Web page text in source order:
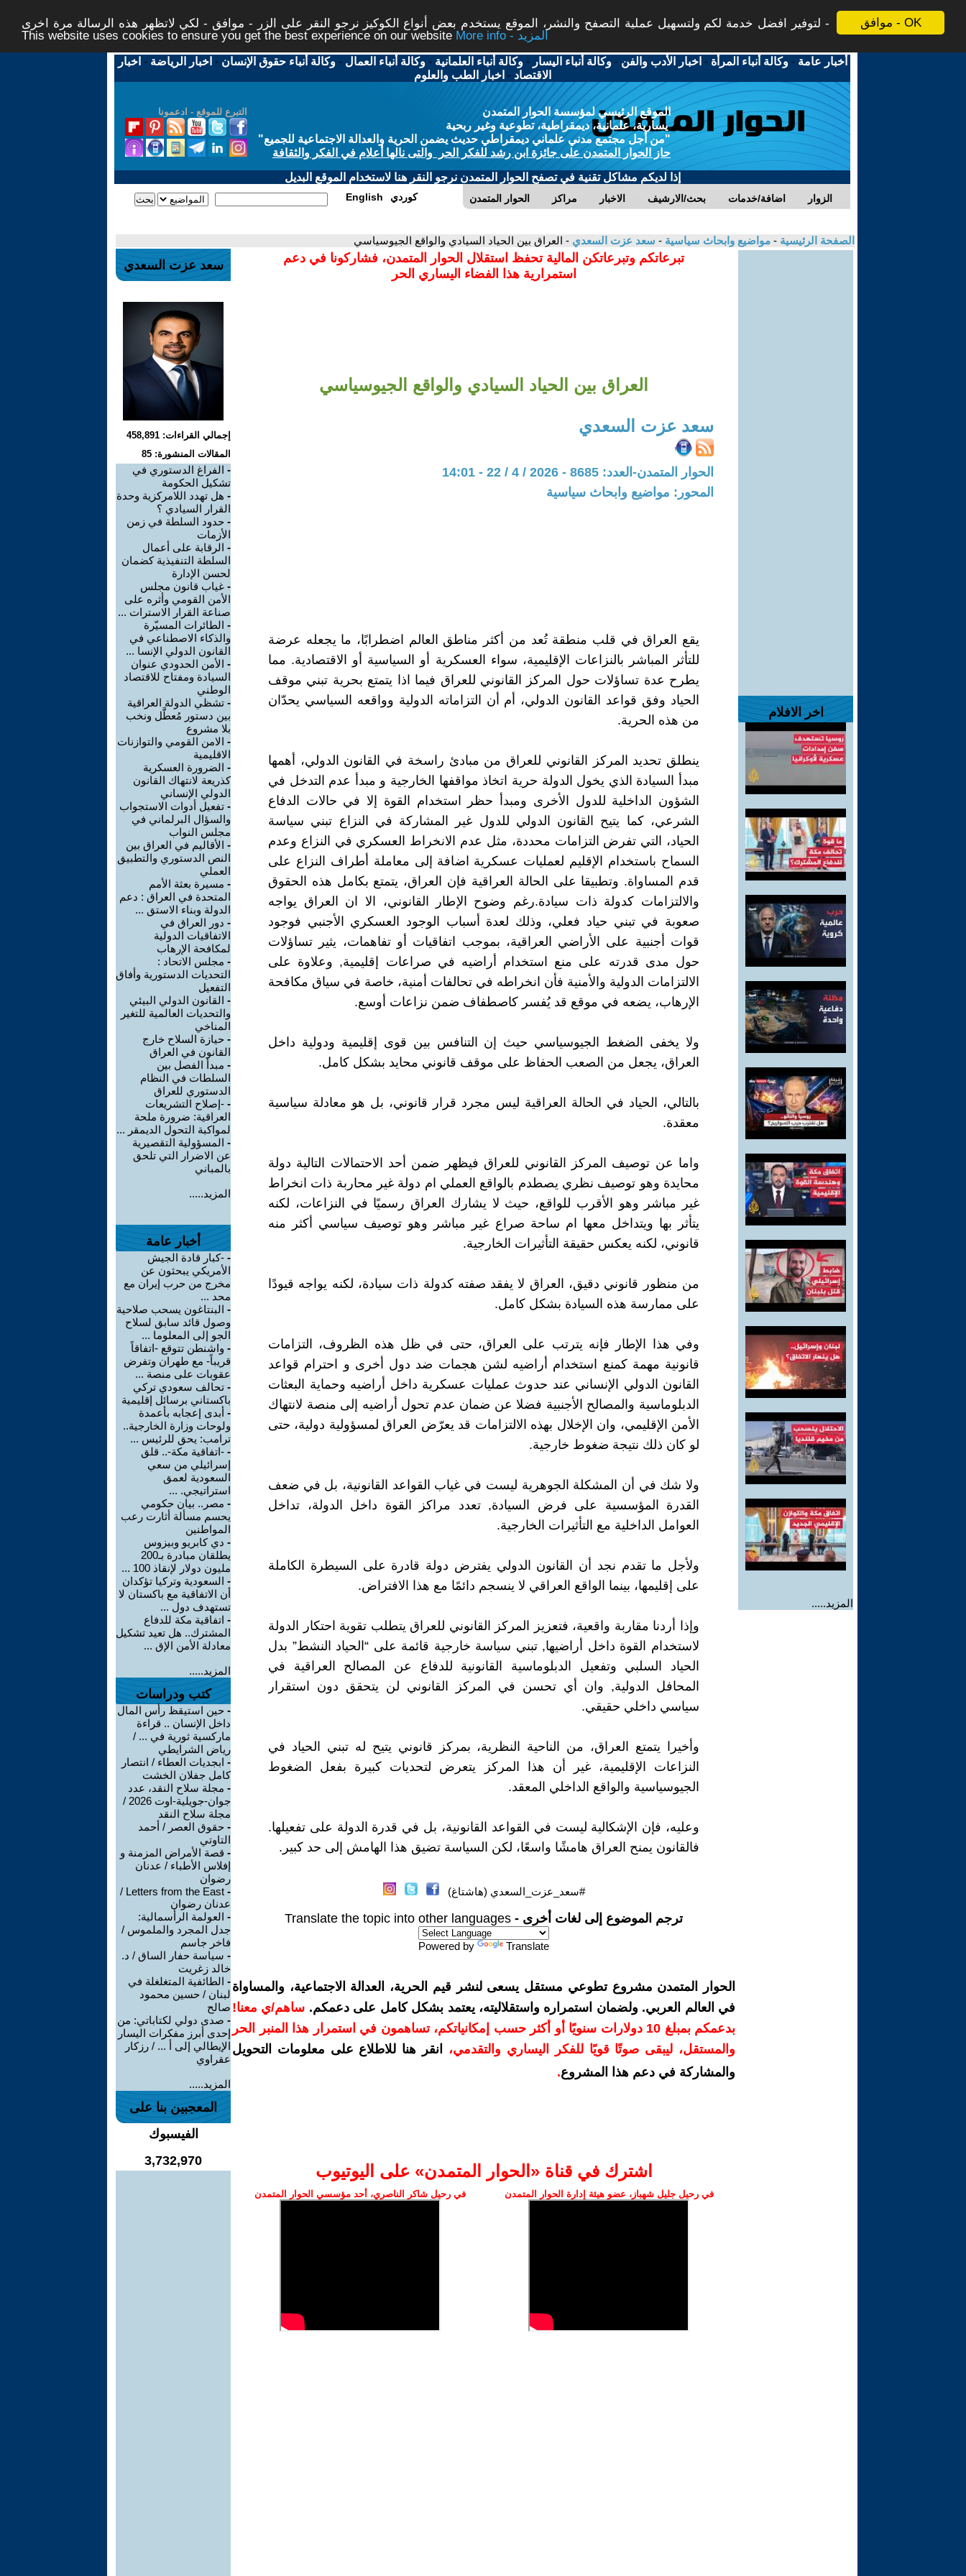
موافق - OK
لتوفير افضل خدمة لكم ولتسهيل عملية التصفح والنشر، الموقع يستخدم بعض أنواع الكوكيز نرجو النقر على الزر - موافق - لكي لاتظهر هذه الرسالة مرة اخرى -
This website uses cookies to ensure you get the best experience on our website
More info - المزيد
أخبار عامة -وكالة أنباء المرأة - اخبار الأدب والفن -وكالة أنباء اليسار -وكالة أنباء العلمانية -وكالة أنباء العمال -وكالة أنباء حقوق الإنسان - اخبار الرياضة - اخبار
الاقتصاد - اخبار الطب والعلوم
التبرع للموقع - ادعمونا
الموقع الرئيسي لمؤسسة الحوار المتمدن
يسارية، علمانية، ديمقراطية، تطوعية وغير ربحية
"من أجل مجتمع مدني علماني ديمقراطي حديث يضمن الحرية والعدالة الاجتماعية للجميع"
حاز الحوار المتمدن على جائزة ابن رشد للفكر الحر والتى نالها أعلام في الفكر والثقافة
إذا لديكم مشاكل تقنية في تصفح الحوار المتمدن نرجو النقر هنا لاستخدام الموقع البديل
الحوار المتمدن مراكز الاخبار بحث/الارشيف اضافة/خدمات الزوار English كوردي
الصفحة الرئيسية - مواضيع وابحاث سياسية - سعد عزت السعدي - العراق بين الحياد السيادي والواقع الجيوسياسي
اخر الافلام
المزيد.....
تبرعاتكم وتبرعاتكن المالية تحفظ استقلال الحوار المتمدن، فشاركونا في دعم
استمرارية هذا الفضاء اليساري الحر
العراق بين الحياد السيادي والواقع الجيوسياسي
سعد عزت السعدي
الحوار المتمدن-العدد: 8685 - 2026 / 4 / 22 - 14:01
المحور: مواضيع وابحاث سياسية
يقع العراق في قلب منطقة تُعد من أكثر مناطق العالم اضطرابًا، ما يجعله عرضة
للتأثر المباشر بالنزاعات الإقليمية، سواء العسكرية أو السياسية أو الاقتصادية. مما
يطرح عدة تساؤلات حول المركز القانوني للعراق فيما اذا يتمتع بحرية تبني موقف
الحياد وفق قواعد القانون الدولي، أم أن التزاماته الدولية وواقعه السياسي يحدّان
من هذه الحرية.
ينطلق تحديد المركز القانوني للعراق من مبادئ راسخة في القانون الدولي، أهمها
مبدأ السيادة الذي يخول الدولة حرية اتخاذ مواقفها الخارجية و مبدأ عدم التدخل في
الشؤون الداخلية للدول الأخرى ومبدأ حظر استخدام القوة إلا في حالات الدفاع
الشرعي، كما يتيح القانون الدولي للدول غير المشاركة في النزاع تبني سياسة
الحياد، التي تفرض التزامات محددة، مثل عدم الانخراط العسكري في النزاع وعدم
السماح باستخدام الإقليم لعمليات عسكرية اضافة إلى معاملة أطراف النزاع على
قدم المساواة. وتطبيقا على الحالة العراقية فإن العراق، يتمتع بكامل هذه الحقوق
والالتزامات كدولة ذات سيادة.رغم وضوح الإطار القانوني، الا ان العراق يواجه
صعوبة في تبني حياد فعلي، وذلك لعدة أسباب الوجود العسكري الأجنبي فوجود
قوات أجنبية على الأراضي العراقية، بموجب اتفاقيات أو تفاهمات، يثير تساؤلات
حول مدى قدرته على منع استخدام أراضيه في صراعات إقليمية, وعلاوة على
الالتزامات الدولية والأمنية فأن انخراطه في تحالفات أمنية، خاصة في سياق مكافحة
الإرهاب، يضعه في موقع قد يُفسر كاصطفاف ضمن نزاعات أوسع.
ولا يخفى الضغط الجيوسياسي حيث إن التنافس بين قوى إقليمية ودولية داخل
العراق، يجعل من الصعب الحفاظ على موقف قانوني محايد بشكل كامل.
بالتالي، الحياد في الحالة العراقية ليس مجرد قرار قانوني، بل هو معادلة سياسية
معقدة.
واما عن توصيف المركز القانوني للعراق فيظهر ضمن أحد الاحتمالات التالية دولة
محايدة وهو توصيف نظري يصطدم بالواقع العملي ام دولة غير محاربة ذات انخراط
غير مباشر وهو الأقرب للواقع، حيث لا يشارك العراق رسميًا في النزاعات، لكنه
يتأثر بها ويتداخل معها ام ساحة صراع غير مباشر وهو توصيف سياسي أكثر منه
قانوني، لكنه يعكس حقيقة التأثيرات الخارجية.
من منظور قانوني دقيق، العراق لا يفقد صفته كدولة ذات سيادة، لكنه يواجه قيودًا
على ممارسة هذه السيادة بشكل كامل.
وفي هذا الإطار فإنه يترتب على العراق، حتى في ظل هذه الظروف، التزامات
قانونية مهمة كمنع استخدام أراضيه لشن هجمات ضد دول أخرى و احترام قواعد
القانون الدولي الإنساني عند حدوث عمليات عسكرية داخل أراضيه وحماية البعثات
الدبلوماسية والمصالح الأجنبية فضلا عن ضمان عدم تحول أراضيه إلى منصة لانتهاك
الأمن الإقليمي، وان الإخلال بهذه الالتزامات قد يعرّض العراق لمسؤولية دولية، حتى
لو كان ذلك نتيجة ضغوط خارجية.
ولا شك في أن المشكلة الجوهرية ليست في غياب القواعد القانونية، بل في ضعف
القدرة المؤسسية على فرض السيادة, تعدد مراكز القوة داخل الدولة، تداخل
العوامل الداخلية مع التأثيرات الخارجية.
ولأجل ما تقدم نجد أن القانون الدولي يفترض دولة قادرة على السيطرة الكاملة
على إقليمها، بينما الواقع العراقي لا ينسجم دائمًا مع هذا الافتراض.
وإذا أردنا مقاربة واقعية، فتعزيز المركز القانوني للعراق يتطلب تقوية احتكار الدولة
لاستخدام القوة داخل أراضيها, تبني سياسة خارجية قائمة على “الحياد النشط” بدل
الحياد السلبي وتفعيل الدبلوماسية القانونية للدفاع عن المصالح العراقية في
المحافل الدولية, وان أي تحسن في المركز القانوني لن يتحقق دون استقرار
سياسي داخلي حقيقي.
وأخيرا يتمتع العراق، من الناحية النظرية، بمركز قانوني يتيح له تبني الحياد في
النزاعات الإقليمية، غير أن هذا المركز يتعرض لتحديات كبيرة بفعل الضغوط
الجيوسياسية والواقع الداخلي المعقد.
وعليه، فإن الإشكالية ليست في القواعد القانونية، بل في قدرة الدولة على تفعيلها.
فالقانون يمنح العراق هامشًا واسعًا، لكن السياسة تضيق هذا الهامش إلى حد كبير.
#سعد_عزت_السعدي (هاشتاغ)
ترجم الموضوع إلى لغات أخرى - Translate the topic into other languages
Powered by Translate
الحوار المتمدن مشروع تطوعي مستقل يسعى لنشر قيم الحرية، العدالة الاجتماعية، والمساواة
في العالم العربي. ولضمان استمراره واستقلاليته، يعتمد بشكل كامل على دعمكم. ساهم/ي معنا!
بدعمكم بمبلغ 10 دولارات سنويًا أو أكثر حسب إمكانياتكم، تساهمون في استمرار هذا المنبر الحر
والمستقل، ليبقى صوتًا قويًا للفكر اليساري والتقدمي،
انقر هنا للاطلاع على معلومات التحويل
والمشاركة في دعم هذا المشروع.
اشترك في قناة ‫«الحوار المتمدن» على اليوتيوب
في رحيل جليل شهباز، عضو هيئة إدارة الحوار المتمدن في رحيل شاكر الناصري، أحد مؤسسي الحوار المتمدن
سعد عزت السعدي
إجمالي القراءات: 458,891
المقالات المنشورة: 85
- الفراغ الدستوري في
تشكيل الحكومة
- هل تهدد اللامركزية وحدة
القرار السيادي ؟
- حدود السلطة في زمن
الأزمات
- الرقابة على أعمال
السلطة التنفيذية كضمان
لحسن الإدارة
- غياب قانون مجلس
الأمن القومي وأثره على
صناعة القرار الاسترات ...
- الطائرات المسيّرة
والذكاء الاصطناعي في
القانون الدولي الإنسا ...
- الأمن الحدودي عنوان
السيادة ومفتاح للاقتصاد
الوطني
- تشظي الدولة العراقية
بين دستور مُعطَّل ونخب
بلا مشروع
- الامن القومي والتوازنات
الاقليمية
- الضرورة العسكرية
كذريعة لانتهاك القانون
الدولي الإنساني
- تفعيل أدوات الاستجواب
والسؤال البرلماني في
مجلس النواب
- الأقاليم في العراق بين
النص الدستوري والتطبيق
العملي
- مسيرة بعثة الأمم
المتحدة في العراق : دعم
الدولة وبناء الاستق ...
- دور العراق في
الاتفاقيات الدولية
لمكافحة الإرهاب
- مجلس الاتحاد :
التحديات الدستورية وأفاق
التفعيل
- القانون الدولي البيئي
والتحديات العالمية للتغير
المناخي
- حيازة السلاح خارج
القانون في العراق
- مبدأ الفصل بين
السلطات في النظام
الدستوري للعراق
- -إصلاح التشريعات
العراقية: ضرورة ملحة
لمواكبة التحول الديمقر ...
- المسؤولية التقصيرية
عن الاضرار التي تلحق
بالمباني
المزيد.....
أخبار عامة
- -كبار قادة الجيش
الأمريكي يبحثون عن
مخرج من حرب إيران مع
محد ...
- البنتاغون يسحب صلاحية
وصول قائد سابق لسلاح
الجو إلى المعلوما ...
- واشنطن تتوقع -اتفاقاً
قريباً- مع طهران وتفرض
عقوبات على منصة ...
- تحالف سعودي تركي
باكستاني برسائل إقليمية
- أبدى إعجابه بأعمدة
ولوحات وزارة الخارجية..
ترامب: يحق للرئيس ...
- -اتفاقية مكة-.. قلق
إسرائيلي من سعي
السعودية لعمق
استراتيجي. ...
- مصر.. بيان حكومي
يحسم مسألة أثارت رعب
المواطنين
- دي كابريو وبيزوس
يطلقان مبادرة بـ200
مليون دولار لإنقاذ 100 ...
- السعودية وتركيا تؤكدان
أن الاتفاقية مع باكستان لا
تستهدف دول ...
- اتفاقية مكة للدفاع
المشترك.. هل تعيد تشكيل
معادلة الأمن الإق ...
المزيد.....
كتب ودراسات
- حين استيقظ رأس المال
داخل الإنسان .. قراءة
ماركسية ثورية في ... /
رياض الشرايطي
- ابجديات العطاء / انتصار
كامل جفلان الخشت
- مجلة سلاح النقد، عدد
جوان-جويلية-اوت 2026 /
مجلة سلاح النقد
- حقوق العصر / أحمد
التاوتي
- قصة الأمراض المزمنة و
إفلاس الأطباء / عدنان
رضوان
-
Letters from the East /
عدنان رضوان
- العولمة الرأسمالية:
جدل المجرد والملموس /
فاخر جاسم
- سياسة حفار الساق / د.
خالد زغريت
- الطائفية المتغلغلة في
لبنان / حسين محمود
صالح
- صدى دولي لكتاباتي: من
إحدى أبرز مفكرات اليسار
الإيطالي إلى أ ... / رزكار
عقراوي
المزيد.....
المعجبين بنا على
الفيسبوك
3,732,970